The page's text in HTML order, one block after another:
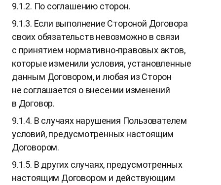
9.1.2. По соглашению сторон.
9.1.3. Если выполнение Стороной Договора
своих обязательств невозможно в связи
с принятием нормативно-правовых актов,
которые изменили условия, установленные
данным Договором, и любая из Сторон
не соглашается о внесении изменений
в Договор.
9.1.4. В случаях нарушения Пользователем
условий, предусмотренных настоящим
Договором.
9.1.5. В других случаях, предусмотренных
настоящим Договором и действующим